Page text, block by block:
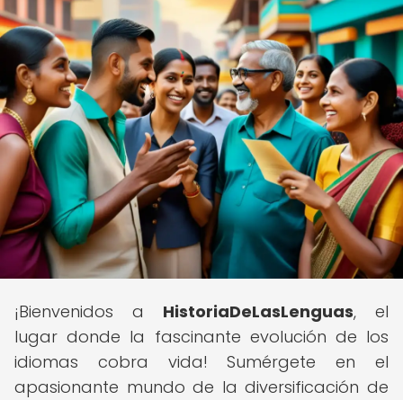
¡Bienvenidos a HistoriaDeLasLenguas, el
lugar donde la fascinante evolución de los
idiomas cobra vida! Sumérgete en el
apasionante mundo de la diversificación de